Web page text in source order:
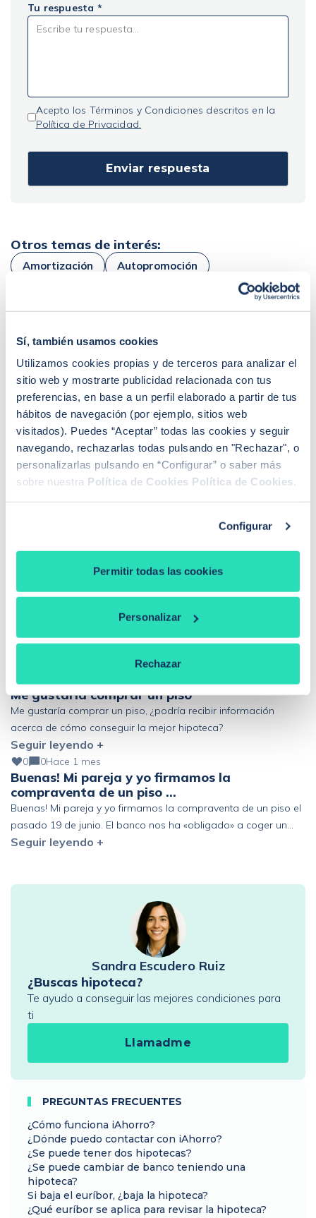
Sí, también usamos cookies
Utilizamos cookies propias y de terceros para analizar el
sitio web y mostrarte publicidad relacionada con tus
preferencias, en base a un perfil elaborado a partir de tus
hábitos de navegación (por ejemplo, sitios web
visitados). Puedes “Aceptar” todas las cookies y seguir
navegando, rechazarlas todas pulsando en "Rechazar", o
personalizarlas pulsando en “Configurar” o saber más
sobre nuestra Política de Cookies Política de Cookies .
Configurar
Permitir todas las cookies
Personalizar
Rechazar
Tu respuesta *
Acepto los Términos y Condiciones descritos en la
Política de Privacidad.
Otros temas de interés:
Amortización Autopromoción
Gastos e impuestos
Hipotecas variables Locales
Mejora de hipoteca Otros
Requisitos hipotecas Tasación Viviendas
Lo que preguntan nuestros
usuarios
1 0Hace 1 mes
Seguir leyendo +
0 0Hace 1 mes
Quiero mejorar dos hipotecas, ¿es posible?
(125.000€ pendiente) 2. Variable a Euríbor +1,5% (68.000€
pendiente) Altos ingresos y ahorro, pero fuera de España. ¿Se
Me gustaría comprar un piso
Me gustaría comprar un piso, ¿podría recibir información
acerca de cómo conseguir la mejor hipoteca?
Seguir leyendo +
0 0Hace 1 mes
Buenas! Mi pareja y yo firmamos la
compraventa de un piso …
Buenas! Mi pareja y yo firmamos la compraventa de un piso el
pasado 19 de junio. El banco nos ha «obligado» a coger un
seguro de vida de prima única de 6 años y estamos pensando
Seguir leyendo +
PREGUNTAS FRECUENTES
¿Cómo funciona iAhorro?
¿Dónde puedo contactar con iAhorro?
¿Se puede tener dos hipotecas?
¿Se puede cambiar de banco teniendo una
hipoteca?
Si baja el euríbor, ¿baja la hipoteca?
¿Qué euríbor se aplica para revisar la hipoteca?
Sandra Escudero Ruiz
¿Buscas hipoteca?
Te ayudo a conseguir las mejores condiciones para
ti
Llamadme